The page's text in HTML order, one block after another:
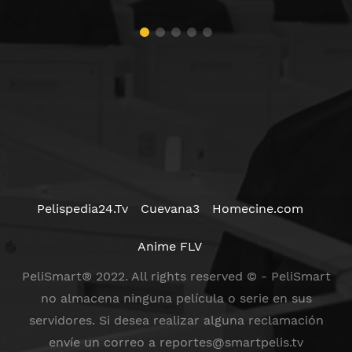
Pelispedia24.Tv Cuevana3 Homecine.com
Anime FLV
PeliSmart® 2022. All rights reserved © - PeliSmart
no almacena ninguna película o serie en sus
servidores. Si desea realizar alguna reclamación
envíe un correo a reportes@smartpelis.tv